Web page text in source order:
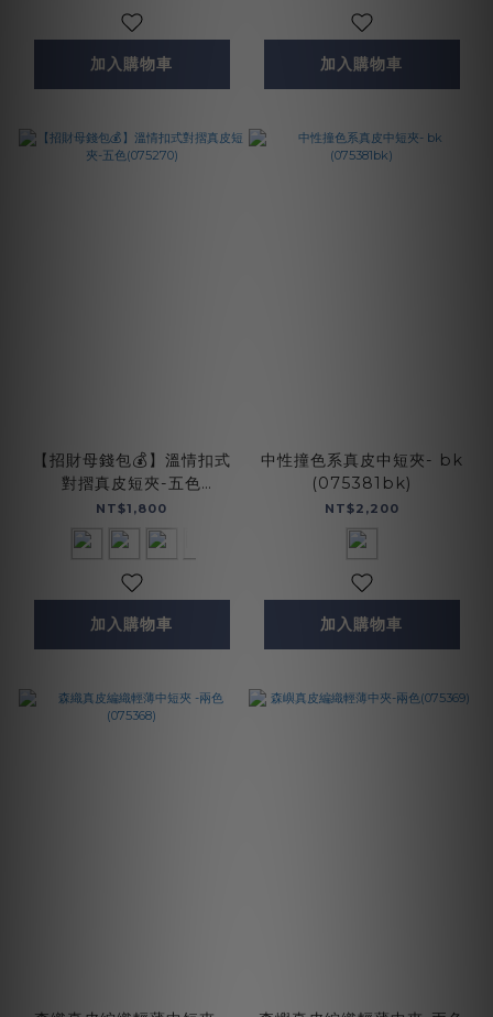
加入購物車 加入購物車
【招財母錢包💰】溫情扣式
對摺真皮短夾-五色
(075270)
NT$1,800
加入購物車
中性撞色系真皮中短夾- bk
(075381bk)
NT$2,200
加入購物車